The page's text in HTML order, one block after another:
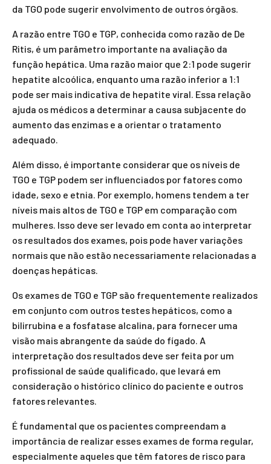
da TGO pode sugerir envolvimento de outros órgãos.
A razão entre TGO e TGP, conhecida como razão de De
Ritis, é um parâmetro importante na avaliação da
função hepática. Uma razão maior que 2:1 pode sugerir
hepatite alcoólica, enquanto uma razão inferior a 1:1
pode ser mais indicativa de hepatite viral. Essa relação
ajuda os médicos a determinar a causa subjacente do
aumento das enzimas e a orientar o tratamento
adequado.
Além disso, é importante considerar que os níveis de
TGO e TGP podem ser influenciados por fatores como
idade, sexo e etnia. Por exemplo, homens tendem a ter
níveis mais altos de TGO e TGP em comparação com
mulheres. Isso deve ser levado em conta ao interpretar
os resultados dos exames, pois pode haver variações
normais que não estão necessariamente relacionadas a
doenças hepáticas.
Os exames de TGO e TGP são frequentemente realizados
em conjunto com outros testes hepáticos, como a
bilirrubina e a fosfatase alcalina, para fornecer uma
visão mais abrangente da saúde do fígado. A
interpretação dos resultados deve ser feita por um
profissional de saúde qualificado, que levará em
consideração o histórico clínico do paciente e outros
fatores relevantes.
É fundamental que os pacientes compreendam a
importância de realizar esses exames de forma regular,
especialmente aqueles que têm fatores de risco para